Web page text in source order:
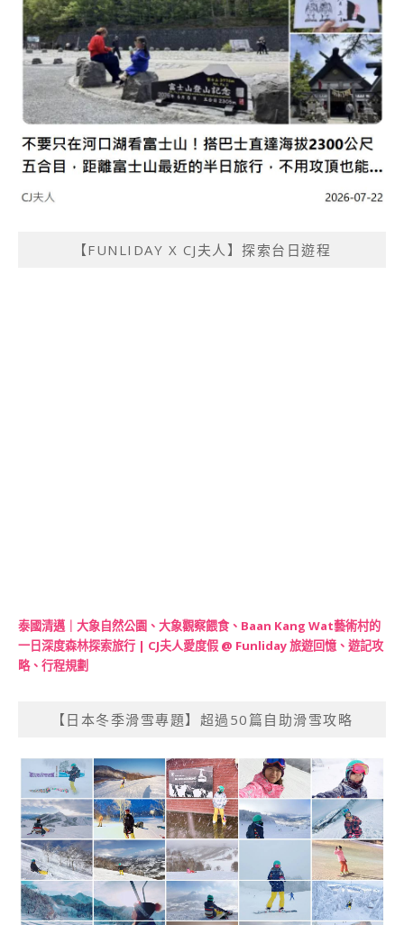
【FUNLIDAY X CJ夫人】探索台日遊程
泰國清邁｜大象自然公園、大象觀察餵食、Baan Kang Wat藝術村的
一日深度森林探索旅行 | CJ夫人愛度假 @ Funliday 旅遊回憶、遊記攻
略、行程規劃
【日本冬季滑雪專題】超過50篇自助滑雪攻略